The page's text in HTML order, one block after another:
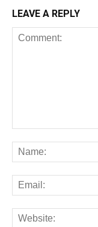
LEAVE A REPLY